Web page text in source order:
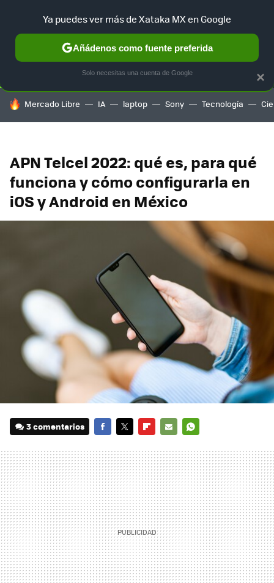
SELECCIÓN GAMING HOME AUTO TERRITORIO
HOY SE HABLA DE
Mercado Libre IA laptop Sony Tecnología
APN Telcel 2022: qué es, para qué
funciona y cómo configurarla en
iOS y Android en México
3 comentarios
MAIL
×
Ya puedes ver más de Xataka MX en Google
Añádenos como fuente preferida
Solo necesitas una cuenta de Google